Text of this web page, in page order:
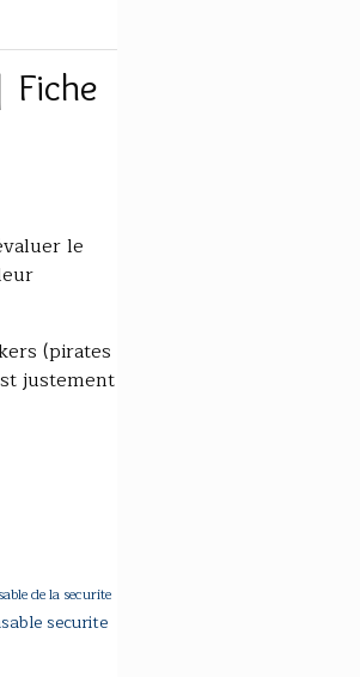
Fiche
le
(pirates
justement
de la securite
securite